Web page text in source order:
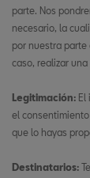
parte. Nos
necesario, la
por nuestra parte
caso, realizar
Legitimación:
el
que lo hayas
Destinatarios: